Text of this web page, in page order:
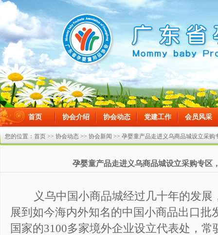
首页 协会介绍 协会动态 党建工作 会员风采
在线留言
您的位置： 首页 >> 协会动态 >> 协会新闻 >> 孕婴童产品走进义乌商品城设立采购
孕婴童产品走进义乌商品城设立采购专区
义乌中国小商品城经过几十年的发展
展到如今海内外知名的中国小商品出口批
国家的3100多家境外企业设立代表处，